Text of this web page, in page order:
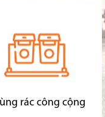
rác công cộng